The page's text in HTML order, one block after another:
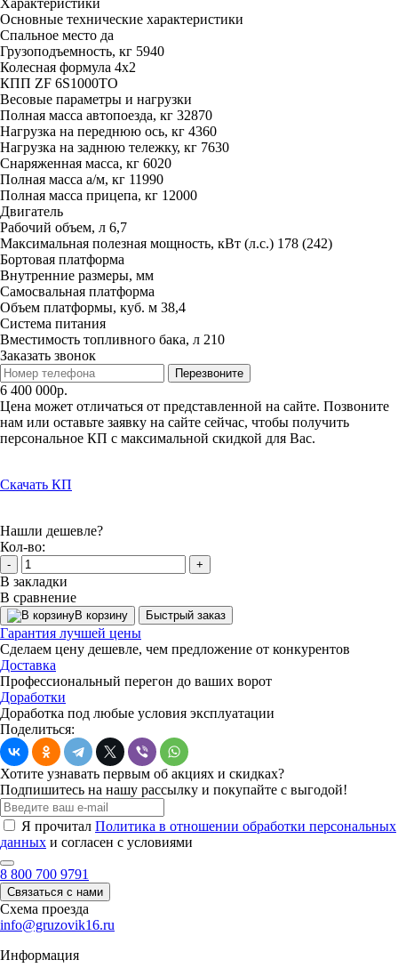
Основные технические характеристики
Спальное место да
Грузоподъемность, кг 5940
Колесная формула 4x2
КПП ZF 6S1000TO
Весовые параметры и нагрузки
Полная масса автопоезда, кг 32870
Нагрузка на переднюю ось, кг 4360
Нагрузка на заднюю тележку, кг 7630
Снаряженная масса, кг 6020
Полная масса а/м, кг 11990
Полная масса прицепа, кг 12000
Двигатель
Рабочий объем, л 6,7
Максимальная полезная мощность, кВт (л.с.) 178 (242)
Бортовая платформа
Внутренние размеры, мм
Самосвальная платформа
Объем платформы, куб. м 38,4
Система питания
Вместимость топливного бака, л 210
Заказать звонок
Перезвоните
6 400 000р.
Цена может отличаться от представленной на сайте. Позвоните
нам или оставьте заявку на сайте сейчас, чтобы получить
персональное КП с максимальной скидкой для Вас.
Скачать КП
Нашли дешевле?
Кол-во:
- +
В закладки
В сравнение
В корзину Быстрый заказ
Гарантия лучшей цены
Сделаем цену дешевле, чем предложение от конкурентов
Доставка
Профессиональный перегон до ваших ворот
Доработки
Доработка под любые условия эксплуатации
Поделиться:
Хотите узнавать первым об акциях и скидках?
Подпишитесь на нашу рассылку и покупайте с выгодой!
Я прочитал Политика в отношении обработки персональных
данных и согласен с условиями
8 800 700 9791
Связаться с нами
Схема проезда
info@gruzovik16.ru
Информация